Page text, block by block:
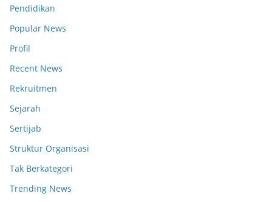
Pendidikan
Popular News
Profil
Recent News
Rekruitmen
Sejarah
Sertijab
Struktur Organisasi
Tak Berkategori
Trending News